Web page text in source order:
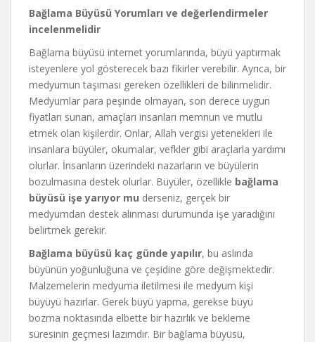
Bağlama Büyüsü Yorumları ve değerlendirmeler
incelenmelidir
Bağlama büyüsü internet yorumlarında, büyü yaptırmak
isteyenlere yol gösterecek bazı fikirler verebilir. Ayrıca, bir
medyumun taşıması gereken özellikleri de bilinmelidir.
Medyumlar para peşinde olmayan, son derece uygun
fiyatları sunan, amaçları insanları memnun ve mutlu
etmek olan kişilerdir. Onlar, Allah vergisi yetenekleri ile
insanlara büyüler, okumalar, vefkler gibi araçlarla yardımı
olurlar. İnsanların üzerindeki nazarların ve büyülerin
bozulmasına destek olurlar. Büyüler, özellikle bağlama
büyüsü işe yarıyor mu derseniz, gerçek bir
medyumdan destek alınması durumunda işe yaradığını
belirtmek gerekir.
Bağlama büyüsü kaç günde yapılır, bu aslında
büyünün yoğunluğuna ve çeşidine göre değişmektedir.
Malzemelerin medyuma iletilmesi ile medyum kişi
büyüyü hazırlar. Gerek büyü yapma, gerekse büyü
bozma noktasında elbette bir hazırlık ve bekleme
süresinin geçmesi lazımdır. Bir bağlama büyüsü,